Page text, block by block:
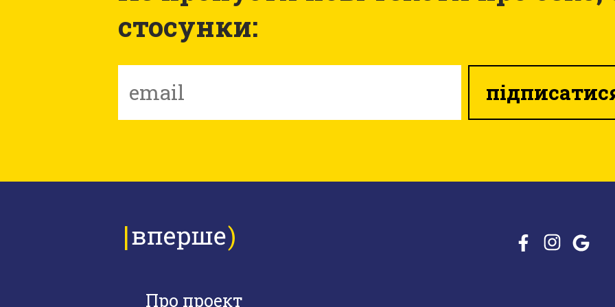
стосунки:
Про проект